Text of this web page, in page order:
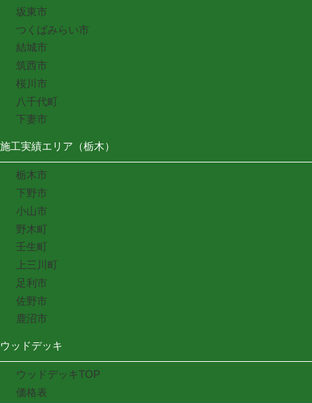
坂東市
つくばみらい市
結城市
筑西市
桜川市
八千代町
下妻市
施工実績エリア（栃木）
栃木市
下野市
小山市
野木町
壬生町
上三川町
足利市
佐野市
鹿沼市
ウッドデッキ
ウッドデッキTOP
価格表